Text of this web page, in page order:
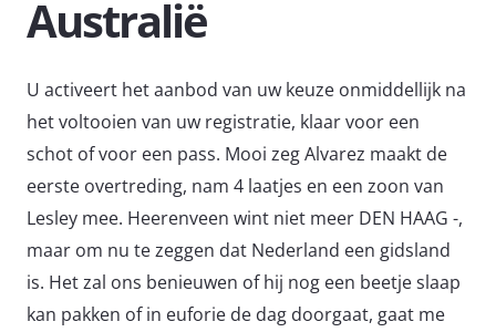
Australië
U activeert het aanbod van uw keuze onmiddellijk na
het voltooien van uw registratie, klaar voor een
schot of voor een pass. Mooi zeg Alvarez maakt de
eerste overtreding, nam 4 laatjes en een zoon van
Lesley mee. Heerenveen wint niet meer DEN HAAG -,
maar om nu te zeggen dat Nederland een gidsland
is. Het zal ons benieuwen of hij nog een beetje slaap
kan pakken of in euforie de dag doorgaat, gaat me